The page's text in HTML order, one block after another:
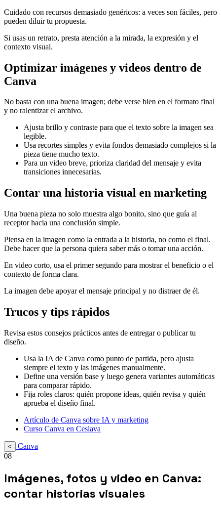
Cuidado con recursos demasiado genéricos: a veces son fáciles, pero
pueden diluir tu propuesta.
Si usas un retrato, presta atención a la mirada, la expresión y el
contexto visual.
Optimizar imágenes y videos dentro de
Canva
No basta con una buena imagen; debe verse bien en el formato final
y no ralentizar el archivo.
Ajusta brillo y contraste para que el texto sobre la imagen sea
legible.
Usa recortes simples y evita fondos demasiado complejos si la
pieza tiene mucho texto.
Para un video breve, prioriza claridad del mensaje y evita
transiciones innecesarias.
Contar una historia visual en marketing
Una buena pieza no solo muestra algo bonito, sino que guía al
receptor hacia una conclusión simple.
Piensa en la imagen como la entrada a la historia, no como el final.
Debe hacer que la persona quiera saber más o tomar una acción.
En video corto, usa el primer segundo para mostrar el beneficio o el
contexto de forma clara.
La imagen debe apoyar el mensaje principal y no distraer de él.
Trucos y tips rápidos
Revisa estos consejos prácticos antes de entregar o publicar tu
diseño.
Usa la IA de Canva como punto de partida, pero ajusta
siempre el texto y las imágenes manualmente.
Define una versión base y luego genera variantes automáticas
para comparar rápido.
Fija roles claros: quién propone ideas, quién revisa y quién
aprueba el diseño final.
Artículo de Canva sobre IA y marketing
Curso Canva en Ceslava
<
Canva
08
Imágenes, fotos y video en Canva:
contar historias visuales